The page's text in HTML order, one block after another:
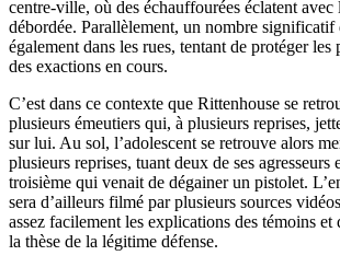
centre-ville, où des échauffourées éclatent
débordée. Parallèlement, un nombre significatif
également dans les rues, tentant de protéger les
des exactions en cours.
C’est dans ce contexte que Rittenhouse se
plusieurs émeutiers qui, à plusieurs reprises,
sur lui. Au sol, l’adolescent se retrouve alors
plusieurs reprises, tuant deux de ses agresseurs
troisième qui venait de dégainer un pistolet.
sera d’ailleurs filmé par plusieurs sources
assez facilement les explications des témoins
la thèse de la légitime défense.